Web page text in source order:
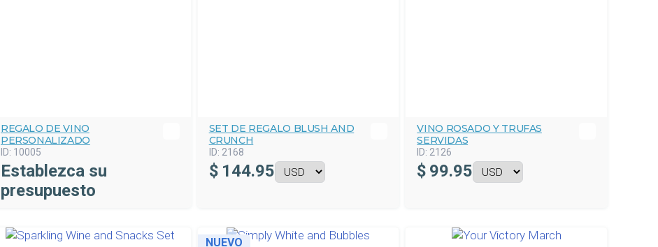
REGALO DE VINO
PERSONALIZADO
ID: 10005
Establezca su
presupuesto
SET DE REGALO BLUSH AND
CRUNCH
ID: 2168
$ 144.95
VINO ROSADO Y TRUFAS
SERVIDAS
ID: 2126
$ 99.95
NUEVO